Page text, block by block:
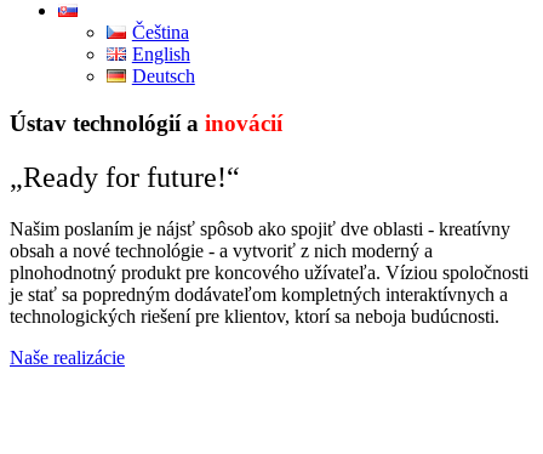
Čeština
English
Deutsch
Ústav technológií a inovácií
„Ready for future!“
Našim poslaním je nájsť spôsob ako spojiť dve oblasti - kreatívny
obsah a nové technológie - a vytvoriť z nich moderný a
plnohodnotný produkt pre koncového užívateľa. Víziou spoločnosti
je stať sa popredným dodávateľom kompletných interaktívnych a
technologických riešení pre klientov, ktorí sa neboja budúcnosti.
Naše realizácie